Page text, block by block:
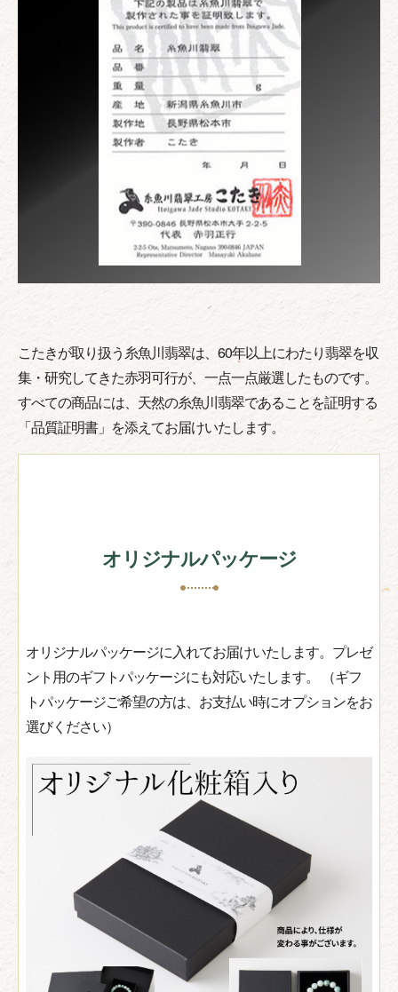
こたきが取り扱う糸魚川翡翠は、60年以上にわたり翡翠を収
集・研究してきた赤羽可行が、一点一点厳選したものです。
すべての商品には、天然の糸魚川翡翠であることを証明する
「品質証明書」を添えてお届けいたします。
オリジナルパッケージ
オリジナルパッケージに入れてお届けいたします。プレゼ
ント用のギフトパッケージにも対応いたします。 （ギフ
トパッケージご希望の方は、お支払い時にオプションをお
選びください）